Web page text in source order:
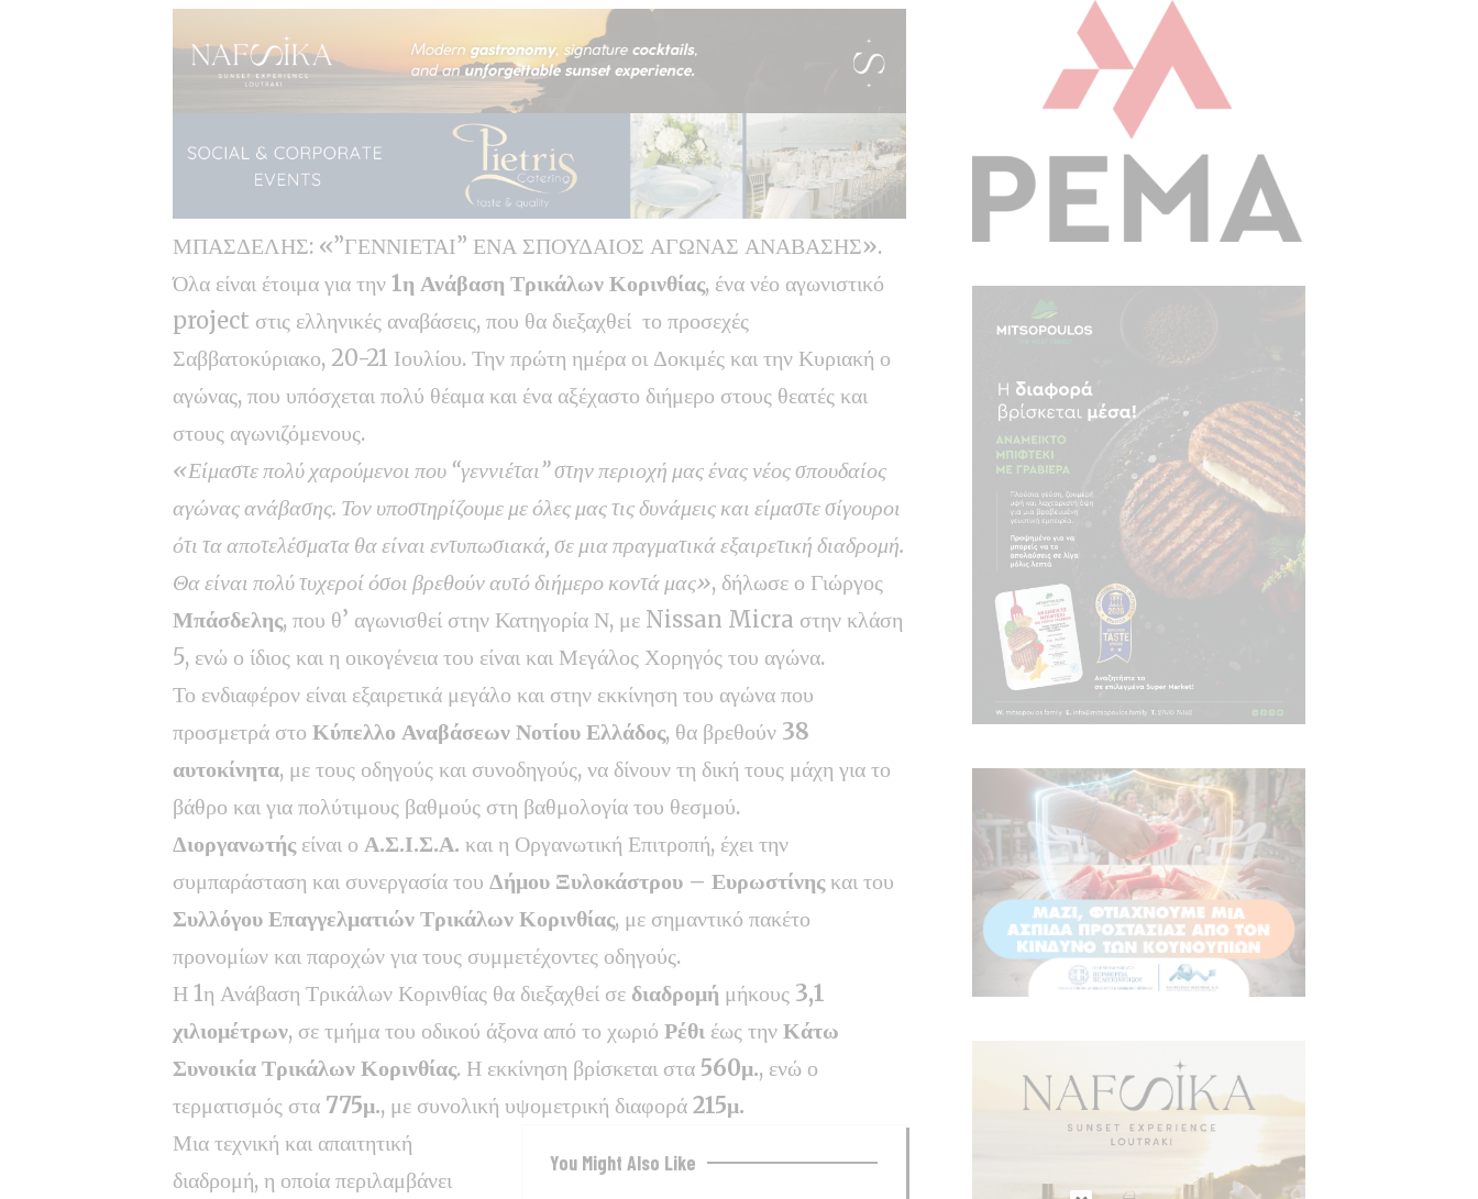
ΜΠΑΣΔΕΛΗΣ: «”ΓΕΝΝΙΕΤΑΙ” ΕΝΑ ΣΠΟΥΔΑΙΟΣ ΑΓΩΝΑΣ ΑΝΑΒΑΣΗΣ».
Όλα είναι έτοιμα για την 1η Ανάβαση Τρικάλων Κορινθίας, ένα νέο αγωνιστικό
project στις ελληνικές αναβάσεις, που θα διεξαχθεί το προσεχές
Σαββατοκύριακο, 20-21 Ιουλίου. Την πρώτη ημέρα οι Δοκιμές και την Κυριακή ο
αγώνας, που υπόσχεται πολύ θέαμα και ένα αξέχαστο διήμερο στους θεατές και
στους αγωνιζόμενους.
«Είμαστε πολύ χαρούμενοι που “γεννιέται” στην περιοχή μας ένας νέος σπουδαίος
αγώνας ανάβασης. Τον υποστηρίζουμε με όλες μας τις δυνάμεις και είμαστε σίγουροι
ότι τα αποτελέσματα θα είναι εντυπωσιακά, σε μια πραγματικά εξαιρετική διαδρομή.
Θα είναι πολύ τυχεροί όσοι βρεθούν αυτό διήμερο κοντά μας», δήλωσε ο Γιώργος
Μπάσδελης, που θ’ αγωνισθεί στην Κατηγορία Ν, με Nissan Micra στην κλάση
5, ενώ ο ίδιος και η οικογένεια του είναι και Μεγάλος Χορηγός του αγώνα.
Το ενδιαφέρον είναι εξαιρετικά μεγάλο και στην εκκίνηση του αγώνα που
προσμετρά στο Κύπελλο Αναβάσεων Νοτίου Ελλάδος, θα βρεθούν 38
αυτοκίνητα, με τους οδηγούς και συνοδηγούς, να δίνουν τη δική τους μάχη για το
βάθρο και για πολύτιμους βαθμούς στη βαθμολογία του θεσμού.
Διοργανωτής είναι ο Α.Σ.Ι.Σ.Α. και η Οργανωτική Επιτροπή, έχει την
συμπαράσταση και συνεργασία του Δήμου Ξυλοκάστρου – Ευρωστίνης και του
Συλλόγου Επαγγελματιών Τρικάλων Κορινθίας, με σημαντικό πακέτο
προνομίων και παροχών για τους συμμετέχοντες οδηγούς.
Η 1η Ανάβαση Τρικάλων Κορινθίας θα διεξαχθεί σε διαδρομή μήκους 3,1
χιλιομέτρων, σε τμήμα του οδικού άξονα από το χωριό Ρέθι έως την Κάτω
Συνοικία Τρικάλων Κορινθίας. Η εκκίνηση βρίσκεται στα 560μ., ενώ ο
τερματισμός στα 775μ., με συνολική υψομετρική διαφορά 215μ.
You Might Also Like
Μια τεχνική και απαιτητική
διαδρομή, η οποία περιλαμβάνει